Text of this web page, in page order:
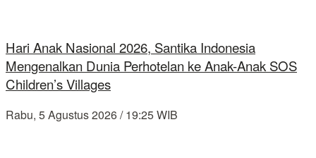
Hari Anak Nasional 2026, Santika Indonesia
Mengenalkan Dunia Perhotelan ke Anak-Anak SOS
Children’s Villages
Rabu, 5 Agustus 2026 / 19:25 WIB